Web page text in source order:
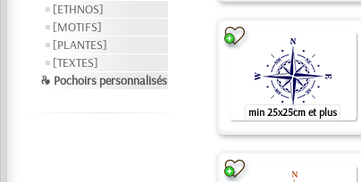
[ETHNOS]
[MOTIFS]
[PLANTES]
[TEXTES]
❧ Pochoirs personnalisés
min 25x25cm et plus